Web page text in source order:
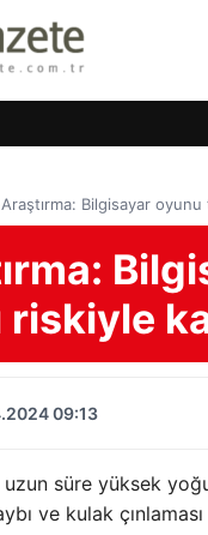
Araştırma: Bilgisayar oyunu
riskiyle
09:13
uzun süre yüksek
ve kulak